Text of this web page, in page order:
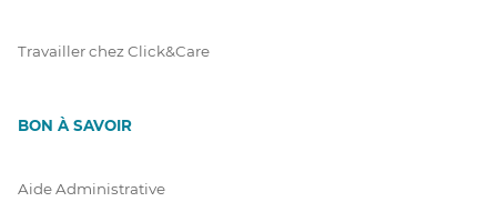
Travailler chez Click&Care
BON À SAVOIR
Aide Administrative